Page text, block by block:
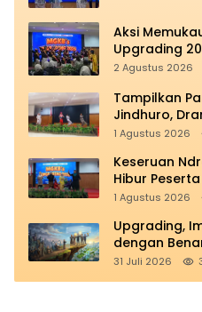
Aksi
Upgrading
2 Agustus 2026
Tampilkan
Jindhuro,
Perhatian di
1 Agustus 2026
Keseruan
Hibur
1 Agustus 2026
Upgrading,
dengan
31 Juli 2026